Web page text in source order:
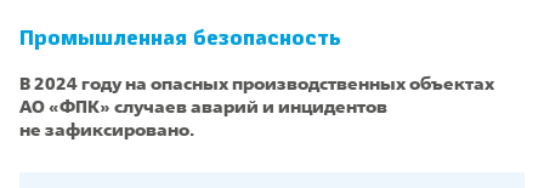
Промышленная безопасность
В 2024 году на опасных производственных объектах
АО «ФПК» случаев аварий и инцидентов
не зафиксировано.